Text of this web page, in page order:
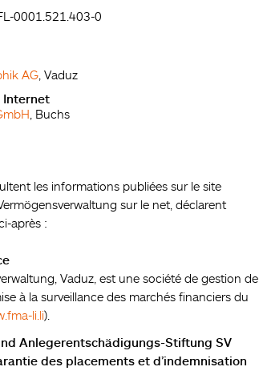
0001.521.403-0
AG , Vaduz
Internet
, Buchs
les informations publiées sur le site
sur le net, déclarent
après :
Vaduz, est une société de gestion de
à la surveillance des marchés financiers du
li.li).
Anlegerentschädigungs-Stiftung SV
des placements et d’indemnisation